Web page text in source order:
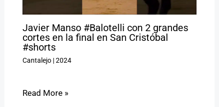
Javier Manso #Balotelli con 2 grandes
cortes en la final en San Cristóbal
#shorts
Cantalejo|2024
Read More »